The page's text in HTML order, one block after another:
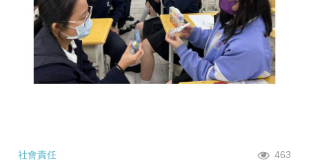
社會責任 463